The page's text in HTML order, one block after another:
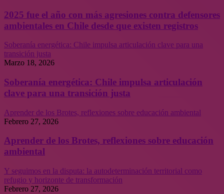
2025 fue el año con más agresiones contra defensores
ambientales en Chile desde que existen registros
Soberanía energética: Chile impulsa articulación clave para una
transición justa
Marzo 18, 2026
Soberanía energética: Chile impulsa articulación
clave para una transición justa
Aprender de los Brotes, reflexiones sobre educación ambiental
Febrero 27, 2026
Aprender de los Brotes, reflexiones sobre educación
ambiental
Y seguimos en la disputa: la autodeterminación territorial como
refugio y horizonte de transformación
Febrero 27, 2026